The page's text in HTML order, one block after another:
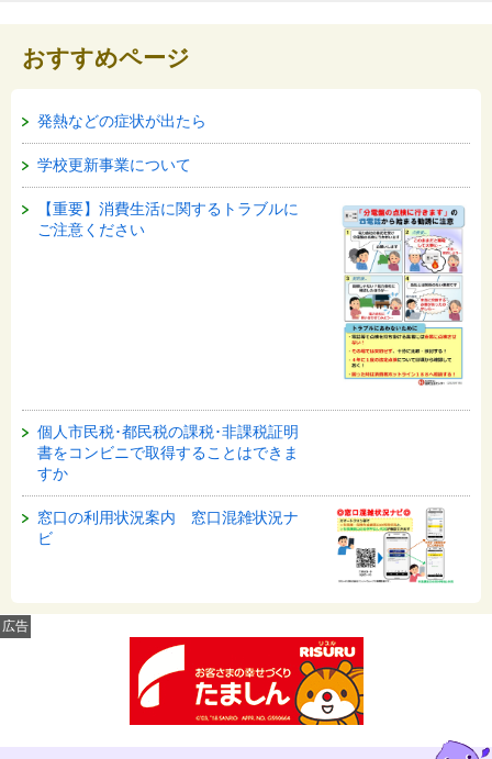
おすすめページ
発熱などの症状が出たら
学校更新事業について
【重要】消費生活に関するトラブルに
ご注意ください
個人市民税･都民税の課税･非課税証明
書をコンビニで取得することはできま
すか
窓口の利用状況案内 窓口混雑状況ナ
ビ
広告